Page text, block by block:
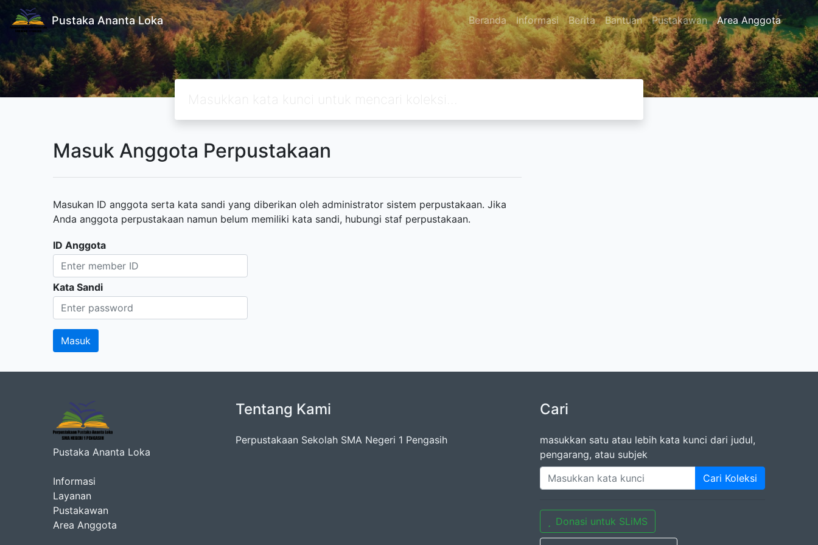
Pustaka Ananta Loka Beranda Informasi Berita Bantuan Pustakawan Area Anggota
Masuk Anggota Perpustakaan
Masukan ID anggota serta kata sandi yang diberikan oleh administrator sistem perpustakaan. Jika
Anda anggota perpustakaan namun belum memiliki kata sandi, hubungi staf perpustakaan.
ID Anggota
Kata Sandi
Pustaka Ananta Loka
Informasi
Layanan
Pustakawan
Area Anggota
Tentang Kami
Perpustakaan Sekolah SMA Negeri 1 Pengasih
Cari
masukkan satu atau lebih kata kunci dari judul,
pengarang, atau subjek
Cari Koleksi
Donasi untuk SLiMS